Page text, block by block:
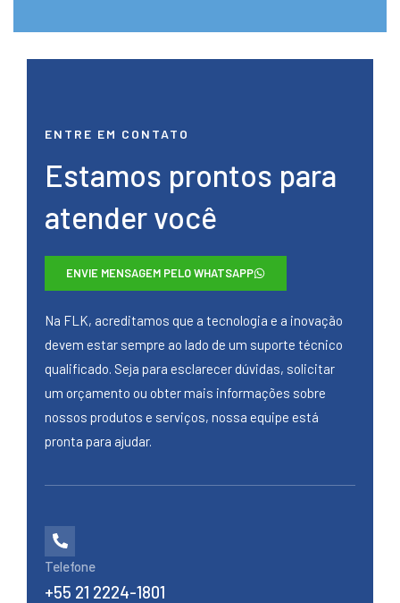
ENTRE EM CONTATO
Estamos prontos para
atender você
ENVIE MENSAGEM PELO WHATSAPP
Na FLK, acreditamos que a tecnologia e a inovação
devem estar sempre ao lado de um suporte técnico
qualificado. Seja para esclarecer dúvidas, solicitar
um orçamento ou obter mais informações sobre
nossos produtos e serviços, nossa equipe está
pronta para ajudar.
Telefone
+55 21 2224-1801